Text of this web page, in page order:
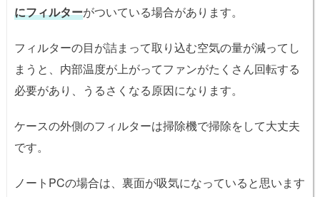
にフィルターがついている場合があります。
フィルターの目が詰まって取り込む空気の量が減ってし
まうと、内部温度が上がってファンがたくさん回転する
必要があり、うるさくなる原因になります。
ケースの外側のフィルターは掃除機で掃除をして大丈夫
です。
ノートPCの場合は、裏面が吸気になっていると思います